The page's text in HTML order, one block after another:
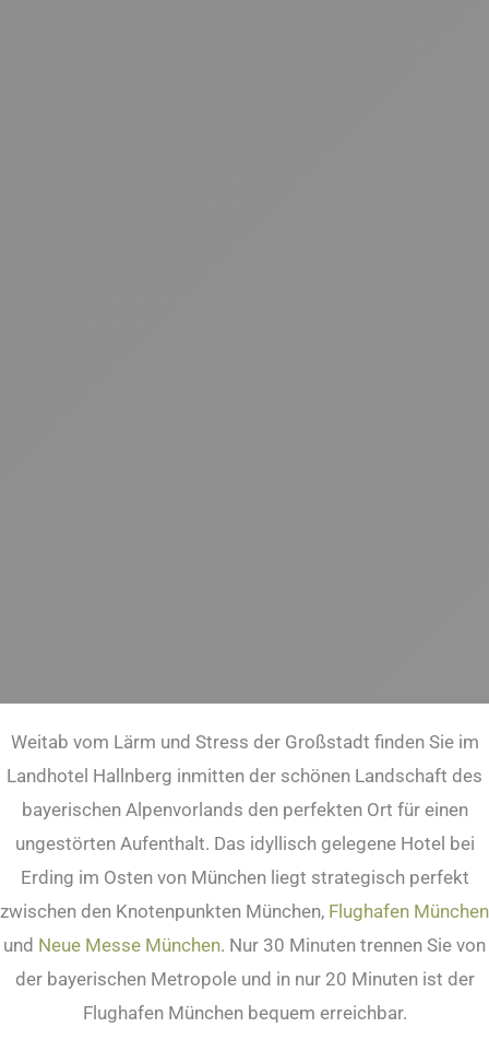
Weitab vom Lärm und Stress der Großstadt finden Sie im
Landhotel Hallnberg inmitten der schönen Landschaft des
bayerischen Alpenvorlands den perfekten Ort für einen
ungestörten Aufenthalt. Das idyllisch gelegene Hotel bei
Erding im Osten von München liegt strategisch perfekt
zwischen den Knotenpunkten München, Flughafen München
und Neue Messe München. Nur 30 Minuten trennen Sie von
der bayerischen Metropole und in nur 20 Minuten ist der
Flughafen München bequem erreichbar.